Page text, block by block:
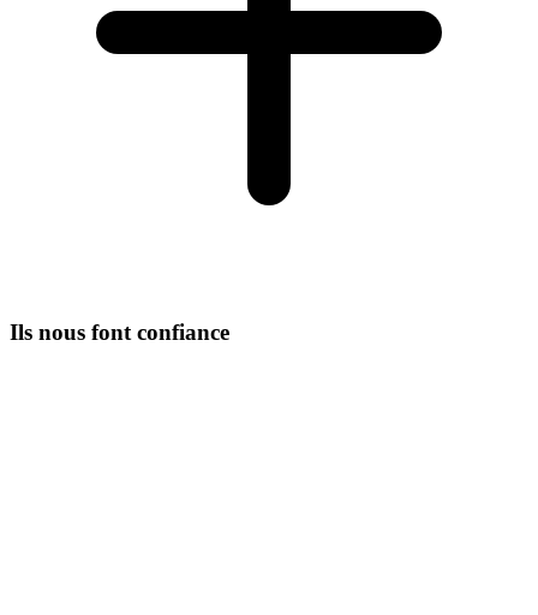
Ils nous font confiance